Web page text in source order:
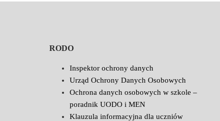
RODO
Inspektor ochrony danych
Urząd Ochrony Danych Osobowych
Ochrona danych osobowych w szkole –
poradnik UODO i MEN
Klauzula informacyjna dla uczniów